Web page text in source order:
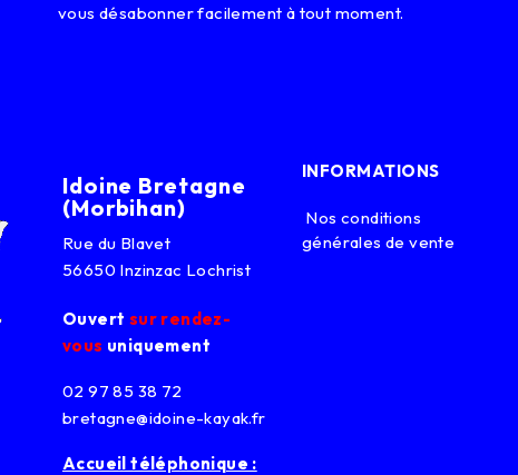
vous désabonner facilement à tout moment.
Idoine Bretagne
(Morbihan)
Rue du Blavet
56650 Inzinzac Lochrist
Ouvert sur rendez-
vous uniquement
02 97 85 38 72
bretagne@idoine-kayak.fr
Accueil téléphonique :
INFORMATIONS
Nos conditions
générales de vente